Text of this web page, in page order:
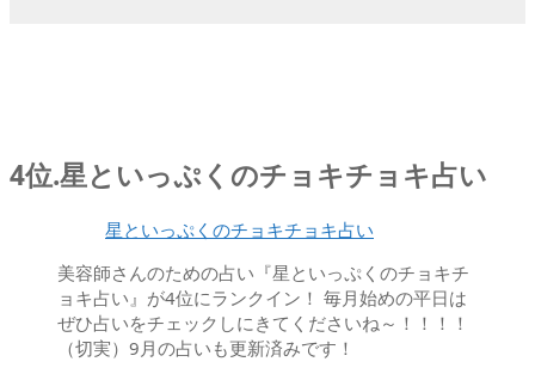
4位.星といっぷくのチョキチョキ占い
星といっぷくのチョキチョキ占い
美容師さんのための占い『星といっぷくのチョキチ
ョキ占い』が4位にランクイン！ 毎月始めの平日は
ぜひ占いをチェックしにきてくださいね～！！！！
（切実）9月の占いも更新済みです！